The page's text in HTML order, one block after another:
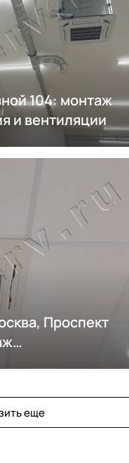
104: монтаж
и вентиляции
Проспект
еще